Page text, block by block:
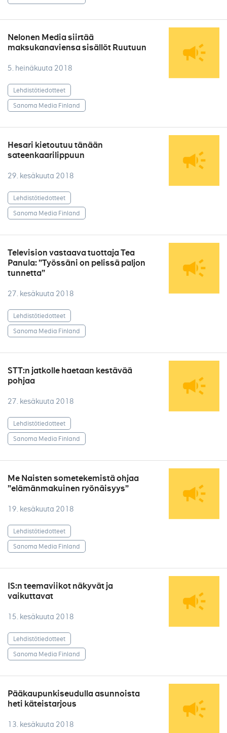
Nelonen Media siirtää
maksukanaviensa sisällöt Ruutuun
5. heinäkuuta 2018
Lehdistötiedotteet
Sanoma Media Finland
Hesari kietoutuu tänään
sateenkaarilippuun
29. kesäkuuta 2018
Lehdistötiedotteet
Sanoma Media Finland
Television vastaava tuottaja Tea
Panula: ”Työssäni on pelissä paljon
tunnetta”
27. kesäkuuta 2018
Lehdistötiedotteet
Sanoma Media Finland
STT:n jatkolle haetaan kestävää
pohjaa
27. kesäkuuta 2018
Lehdistötiedotteet
Sanoma Media Finland
Me Naisten sometekemistä ohjaa
”elämänmakuinen ryönäisyys”
19. kesäkuuta 2018
Lehdistötiedotteet
Sanoma Media Finland
IS:n teemaviikot näkyvät ja
vaikuttavat
15. kesäkuuta 2018
Lehdistötiedotteet
Sanoma Media Finland
Pääkaupunkiseudulla asunnoista
heti käteistarjous
13. kesäkuuta 2018